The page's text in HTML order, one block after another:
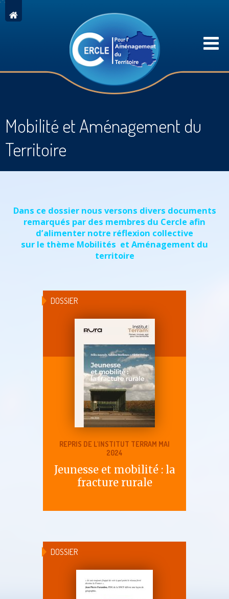
Mobilité et Aménagement du
Territoire
Dans ce dossier nous versons divers documents
remarqués par des membres du Cercle afin
d’alimenter notre réflexion collective
sur le thème Mobilités et Aménagement du
territoire
DOSSIER
REPRIS DE L'INSTITUT TERRAM MAI
2024
Jeunesse et mobilité : la
fracture rurale
DOSSIER